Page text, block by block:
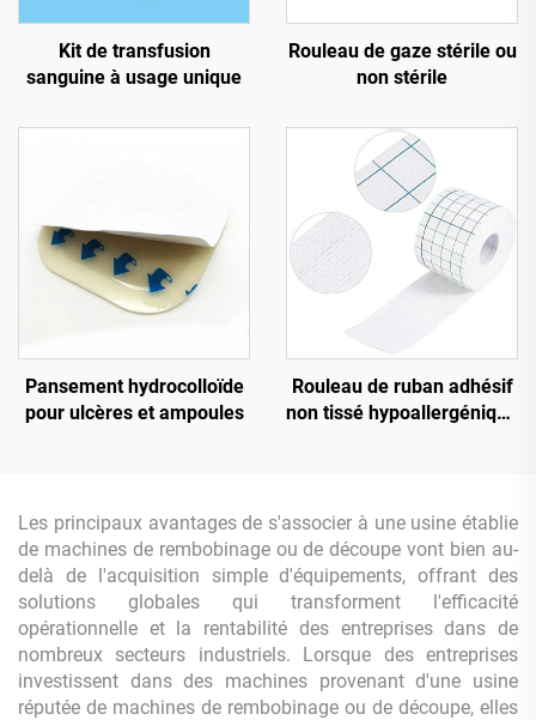
Kit de transfusion
sanguine à usage unique
Rouleau de gaze stérile ou
non stérile
Pansement hydrocolloïde
pour ulcères et ampoules
Rouleau de ruban adhésif
non tissé hypoallergénique
Les principaux avantages de s'associer à une usine établie
de machines de rembobinage ou de découpe vont bien au-
delà de l'acquisition simple d'équipements, offrant des
solutions globales qui transforment l'efficacité
opérationnelle et la rentabilité des entreprises dans de
nombreux secteurs industriels. Lorsque des entreprises
investissent dans des machines provenant d'une usine
réputée de machines de rembobinage ou de découpe, elles